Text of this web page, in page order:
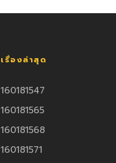
เรื่องล่าสุด
160181547
160181565
160181568
160181571